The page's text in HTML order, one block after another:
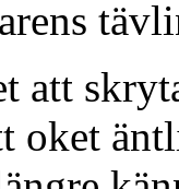
att
oket